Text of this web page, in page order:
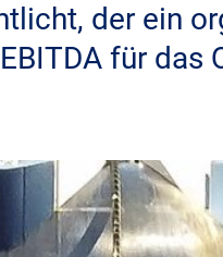
der ein
für das